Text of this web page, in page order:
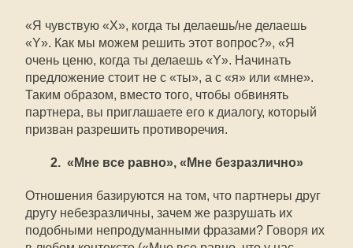
«Я чувствую «X», когда ты делаешь/не делаешь
«Y». Как мы можем решить этот вопрос?», «Я
очень ценю, когда ты делаешь «Y». Начинать
предложение стоит не с «ты», а с «я» или «мне».
Таким образом, вместо того, чтобы обвинять
партнера, вы приглашаете его к диалогу, который
призван разрешить противоречия.
2. «Мне все равно», «Мне безразлично»
Отношения базируются на том, что партнеры друг
другу небезразличны, зачем же разрушать их
подобными непродуманными фразами? Говоря их